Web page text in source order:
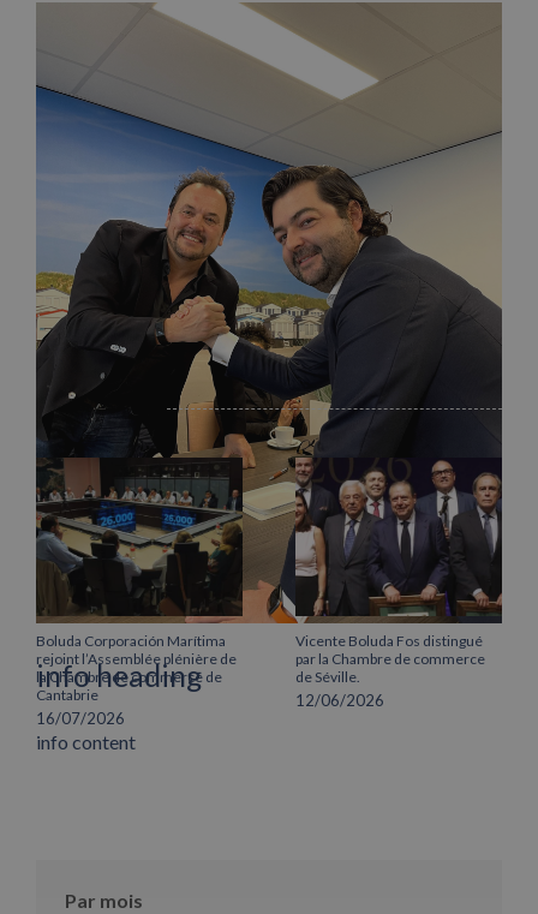
info heading
info content
Facebook LinkedInWhatsApp
Pinterest
Related Posts
Boluda Corporación Marítima
rejoint l’Assemblée plénière de
la Chambre de commerce de
Cantabrie
16/07/2026
Vicente Boluda Fos distingué
par la Chambre de commerce
de Séville.
12/06/2026
Par mois